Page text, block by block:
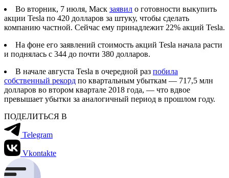
Во вторник, 7 июля, Маск заявил о готовности выкупить
акции Tesla по 420 долларов за штуку, чтобы сделать
компанию частной. Сейчас ему принадлежит 22% акций Tesla.
На фоне его заявлений стоимость акций Tesla начала расти
и поднялась с 344 до почти 380 долларов.
В начале августа Tesla в очередной раз побила
собственный рекорд по квартальным убыткам — 717,5 млн
долларов во втором квартале 2018 года, — что вдвое
превышает убытки за аналогичный период в прошлом году.
ПОДЕЛИТЬСЯ В
Telegram
Vkontakte